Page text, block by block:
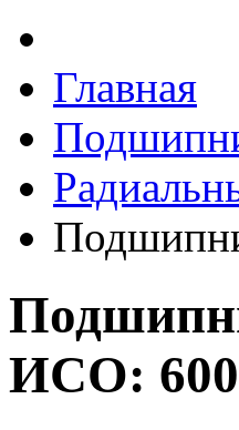
Ивантеевка, подшипники,
Главная
ИСО: